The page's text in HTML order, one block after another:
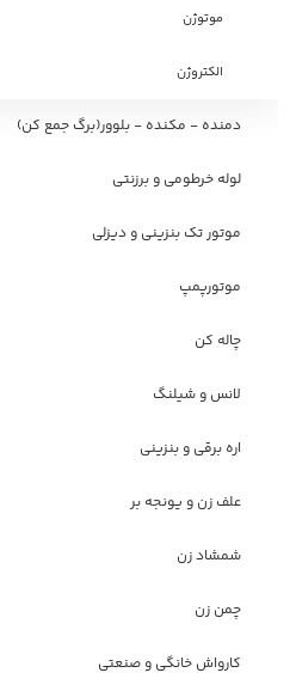
موتوژن
الکتروژن
دمنده - مکنده - بلوور(برگ جمع کن)
لوله خرطومی و برزنتی
موتور تک بنزینی و دیزلی
موتورپمپ
چاله کن
لانس و شیلنگ
اره برقی و بنزینی
علف زن و یونجه بر
شمشاد زن
چمن زن
کارواش خانگی و صنعتی